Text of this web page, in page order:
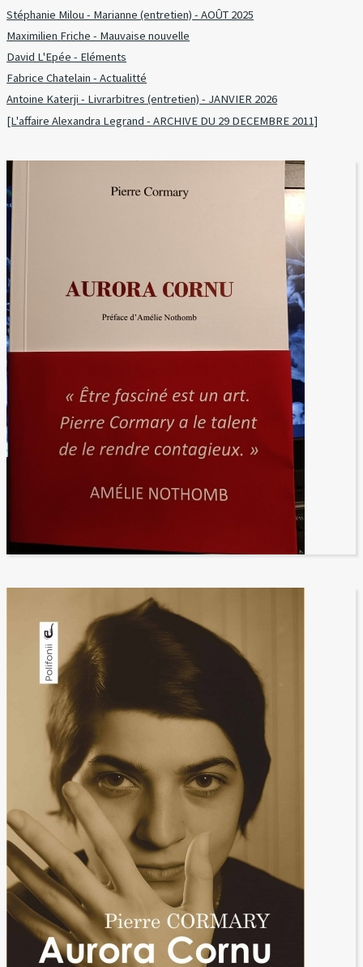
Stéphanie Milou - Marianne (entretien) - AOÛT 2025
Maximilien Friche - Mauvaise nouvelle
David L'Epée - Eléments
Fabrice Chatelain - Actualitté
Antoine Katerji - Livrarbitres (entretien) - JANVIER 2026
[L'affaire Alexandra Legrand - ARCHIVE DU 29 DECEMBRE 2011]